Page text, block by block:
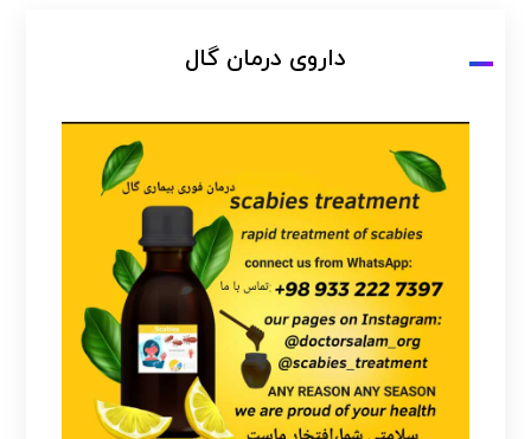
داروی درمان گال